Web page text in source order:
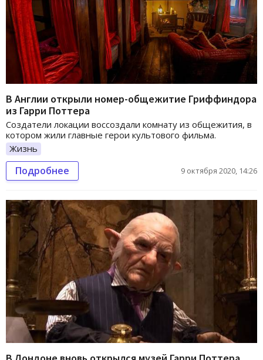
В Англии открыли номер-общежитие Гриффиндора
из Гарри Поттера
Создатели локации воссоздали комнату из общежития, в
котором жили главные герои культового фильма.
Жизнь
Подробнее 9 октября 2020, 14:26